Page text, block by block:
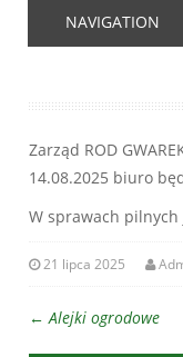
Zarząd ROD
14.08.2025 biuro
W sprawach
21 lipca 2025
← Alejki ogrodowe